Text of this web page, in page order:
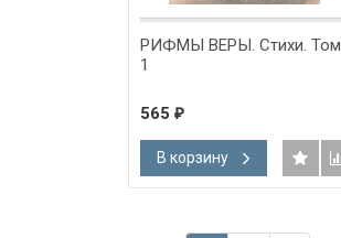
РИФМЫ ВЕРЫ. Стихи. Том
1
565 ₽
В корзину